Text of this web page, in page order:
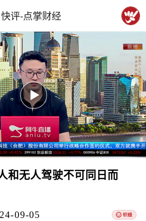
快评-点掌财经
和无人驾驶不可同日而
09-05